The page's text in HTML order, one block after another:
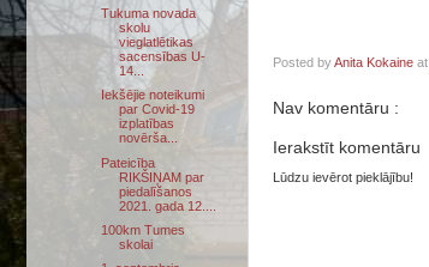
Posted byAnita Kokaine at
Nav komentāru :
Ierakstīt komentāru
Lūdzu ievērot pieklājību!
Tukuma novada
skolu
vieglatlētikas
sacensības U-
14...
Iekšējie noteikumi
par Covid-19
izplatības
novērša...
Pateicība
RIKŠIŅAM par
piedalīšanos
2021. gada 12....
100km Tumes
skolai